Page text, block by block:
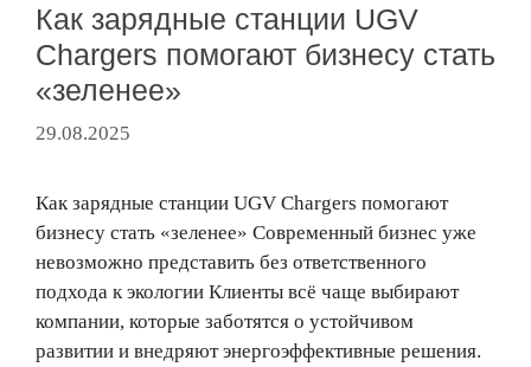
Как зарядные станции UGV
Chargers помогают бизнесу стать
«зеленее»
29.08.2025
Как зарядные станции UGV Chargers помогают
бизнесу стать «зеленее» Современный бизнес уже
невозможно представить без ответственного
подхода к экологии Клиенты всё чаще выбирают
компании, которые заботятся о устойчивом
развитии и внедряют энергоэффективные решения.